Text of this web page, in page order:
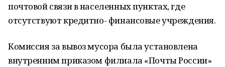
почтовой связи в населенных пунктах, где
отсутствуют кредитно- финансовые учреждения.
Комиссия за вывоз мусора была установлена
внутренним приказом филиала «Почты России»